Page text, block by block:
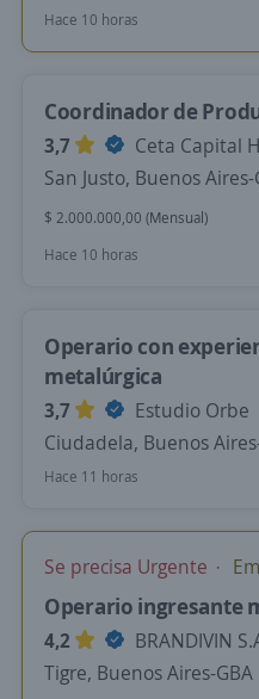
Hace 10 horas
Coordinador de
3,7
Ceta Capital
San Justo, Buenos Aires-
$ 2.000.000,00 (Mensual)
Hace 10 horas
Operario con
metalúrgica
3,7
Estudio Orbe
Ciudadela, Buenos
Hace 11 horas
Se precisa Urgente
Operario ingresante
4,2
BRANDIVIN
Tigre, Buenos Aires-GBA